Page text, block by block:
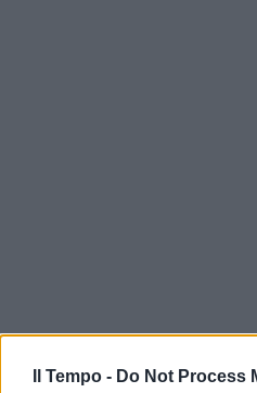
Il Tempo - Do Not Process